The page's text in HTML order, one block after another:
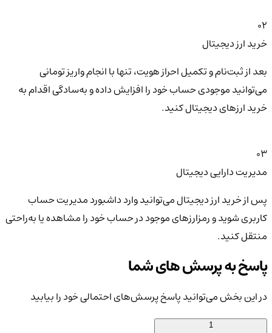
02
خرید ارز دیجیتال
بعد از ثبت‌نام و تکمیل احراز هویت، تنها با انجام واریز تومانی
می‌توانید موجودی حساب خود را افزایش داده و به‌سادگی اقدام به
خرید ارزهای دیجیتال کنید.
03
مدیریت دارایی دیجیتال
پس از خرید ارز دیجیتال می‌توانید وارد داشبورد مدیریت حساب
کاربری شوید و رمزارزهای موجود در حساب خود را مشاهده یا به‌راحتی
منتقل کنید.
پاسخ به پرسش های شما
در این بخش می‌توانید پاسخ پرسش‌های احتمالی خود را بیابید